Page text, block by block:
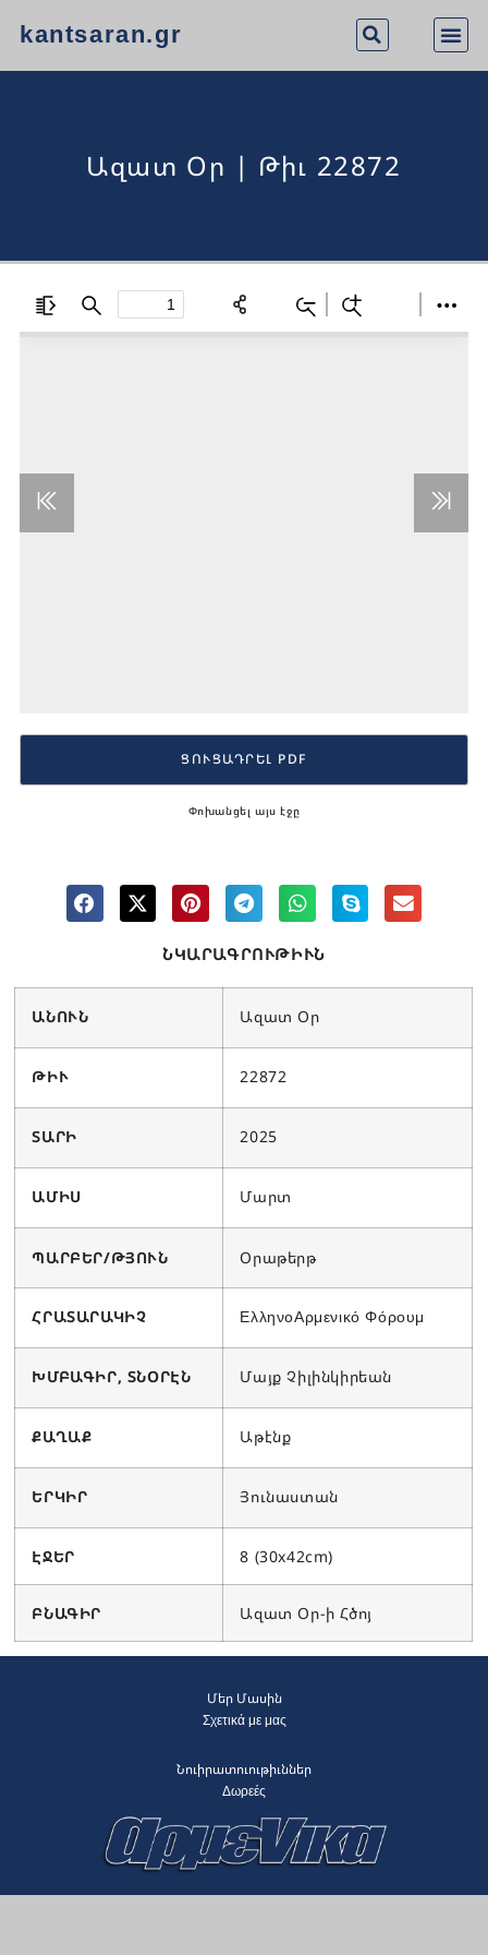
kantsaran.gr
Ազատ Օր | Թիւ 22872
ՆԿԱՐԱԳՐՈՒԹԻՒՆ
ԱՆՈՒՆ Ազատ Օր
ԹԻՒ 22872
ՏԱՐԻ 2025
ԱՄԻՍ Մարտ
ՊԱՐԲԵՐ/ԹՅՈՒՆ Օրաթերթ
ՀՐԱՏԱՐԱԿԻՉ ΕλληνοΑρμενικό Φόρουμ
ԽՄԲԱԳԻՐ, ՏՆՕՐԷՆ Մայք Չիլինկիրեան
ՔԱՂԱՔ Աթէնք
ԵՐԿԻՐ Յունաստան
ԷՋԵՐ 8 (30x42cm)
ԲՆԱԳԻՐ Ազատ Օր-ի Հծոյ
Փոխանցել այս էջը
ՑՈՒՑԱԴՐԵԼ PDF
Մեր Մասին
Σχετικά με μας
Նուիրատուութիւններ
Δωρεές